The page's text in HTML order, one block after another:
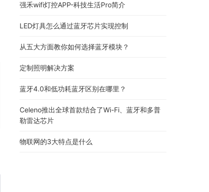
强禾wifi灯控APP-科技生活Pro简介
LED灯具怎么通过蓝牙芯片实现控制
从五大方面教你如何选择蓝牙模块？
定制照明解决方案
蓝牙4.0和低功耗蓝牙区别在哪里？
Celeno推出全球首款结合了Wi-Fi、蓝牙和多普
勒雷达芯片
物联网的3大特点是什么